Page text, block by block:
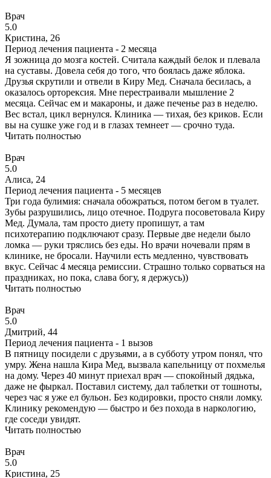
Врач
5.0
Кристина, 26
Период лечения пациента - 2 месяца
Я зожница до мозга костей. Считала каждый белок и плевала
на суставы. Довела себя до того, что боялась даже яблока.
Друзья скрутили и отвели в Киру Мед. Сначала бесилась, а
оказалось орторексия. Мне перестраивали мышление 2
месяца. Сейчас ем и макароны, и даже печенье раз в неделю.
Вес встал, цикл вернулся. Клиника — тихая, без криков. Если
вы на сушке уже год и в глазах темнеет — срочно туда.
Читать полностью
Врач
5.0
Алиса, 24
Период лечения пациента - 5 месяцев
Три года булимия: сначала обожраться, потом бегом в туалет.
Зубы разрушились, лицо отечное. Подруга посоветовала Киру
Мед. Думала, там просто диету пропишут, а там
психотерапию подключают сразу. Первые две недели было
ломка — руки тряслись без еды. Но врачи ночевали прям в
клинике, не бросали. Научили есть медленно, чувствовать
вкус. Сейчас 4 месяца ремиссии. Страшно только сорваться на
праздниках, но пока, слава богу, я держусь))
Читать полностью
Врач
5.0
Дмитрий, 44
Период лечения пациента - 1 вызов
В пятницу посидели с друзьями, а в субботу утром понял, что
умру. Жена нашла Кира Мед, вызвала капельницу от похмелья
на дому. Через 40 минут приехал врач — спокойный дядька,
даже не фыркал. Поставил систему, дал таблетки от тошноты,
через час я уже ел бульон. Без кодировки, просто сняли ломку.
Клинику рекомендую — быстро и без похода в наркологию,
где соседи увидят.
Читать полностью
Врач
5.0
Кристина, 25